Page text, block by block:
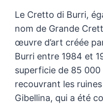
Le Cretto di Burri,
nom de Grande
œuvre d’art créée
Burri entre 1984 et
superficie de 85
recouvrant les
Gibellina, qui a été